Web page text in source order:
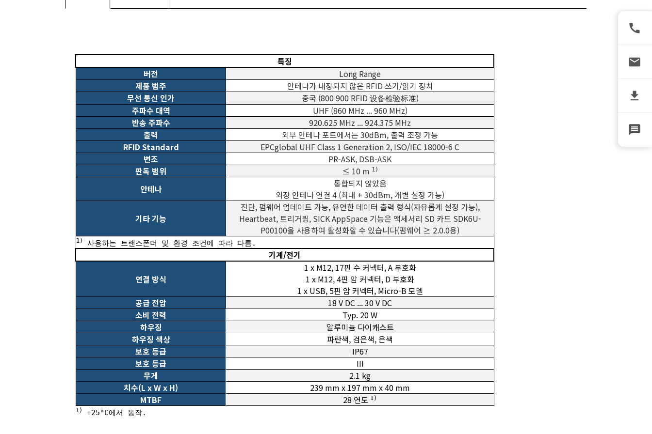
특징
버전
Long Range
제품 범주
안테나가 내장되지 않은 RFID 쓰기/읽기 장치
무선 통신 인가
중국 (800 900 RFID 设备检验标准)
주파수 대역
UHF (860 MHz ... 960 MHz)
반송 주파수
920.625 MHz ... 924.375 MHz
출력
외부 안테나 포트에서는 30dBm, 출력 조정 가능
RFID Standard
EPCglobal UHF Class 1 Generation 2, ISO/IEC 18000-6 C
변조
PR-ASK, DSB-ASK
판독 범위
≤ 10 m 1)
안테나
통합되지 않았음
외장 안테나 연결 4 (최대 + 30dBm, 개별 설정 가능)
기타 기능
진단, 펌웨어 업데이트 가능, 유연한 데이터 출력 형식(자유롭게 설정 가능),
Heartbeat, 트리거링, SICK AppSpace 기능은 액세서리 SD 카드 SDK6U-
P00100을 사용하여 활성화할 수 있습니다(펌웨어 ≥ 2.0.0용)
1) 사용하는 트랜스폰더 및 환경 조건에 따라 다름.
기계/전기
연결 방식
1 x M12, 17핀 수 커넥터, A 부호화
1 x M12, 4핀 암 커넥터, D 부호화
1 x USB, 5핀 암 커넥터, Micro-B 모델
공급 전압
18 V DC ... 30 V DC
소비 전력
Typ. 20 W
하우징
알루미늄 다이캐스트
하우징 색상
파란색, 검은색, 은색
보호 등급
IP67
보호 등급
III
무게
2.1 kg
치수(L x W x H)
239 mm x 197 mm x 40 mm
MTBF
28 연도 1)
1)
+25°C에서 동작.